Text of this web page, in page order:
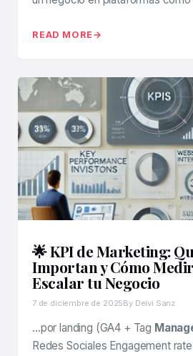
READ MORE
🌟 KPI de Marketing:
Importan y Cómo
Escalar tu Negocio
7 de diciembre de 2025By Deivi Sanz
…por landing (GA4 + Tag
Redes Sociales Engagement